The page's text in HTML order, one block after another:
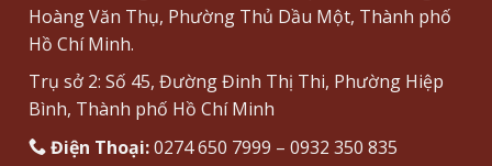
Hoàng Văn Thụ, Phường Thủ Dầu Một, Thành phố
Hồ Chí Minh.
Trụ sở 2: Số 45, Đường Đinh Thị Thi, Phường Hiệp
Bình, Thành phố Hồ Chí Minh
Điện Thoại:0274 650 7999 – 0932 350 835